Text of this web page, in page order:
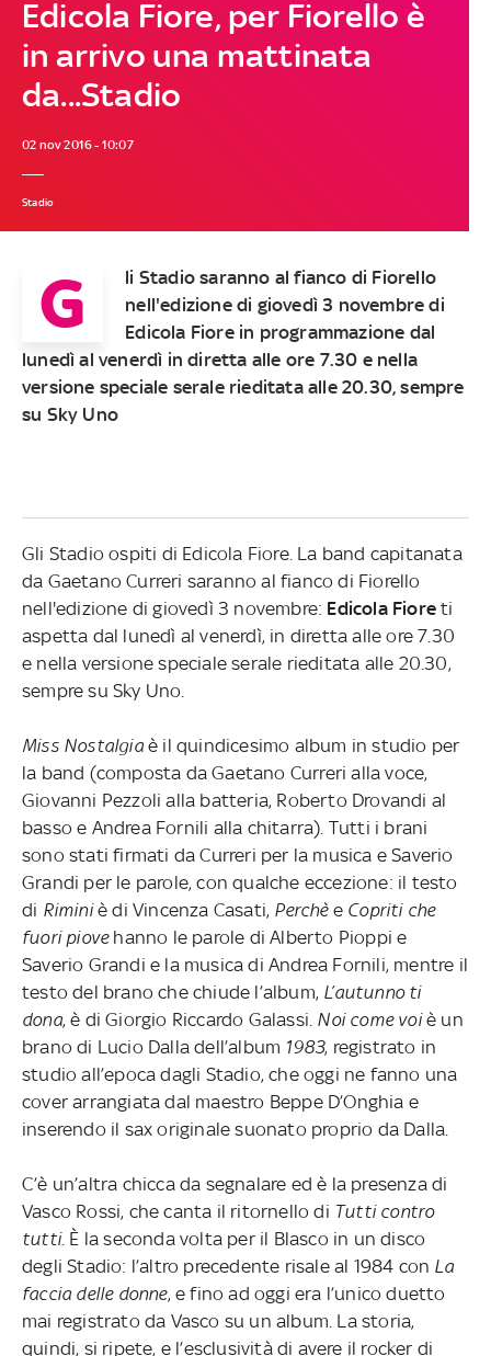
Edicola Fiore, per Fiorello è
in arrivo una mattinata
da...Stadio
02 nov 2016 - 10:07
Stadio
G
li Stadio saranno al fianco di Fiorello
nell'edizione di giovedì 3 novembre di
Edicola Fiorein programmazione dal
lunedì al venerdì in diretta alle ore 7.30 e nella
versione speciale serale rieditata alle 20.30, sempre
su Sky Uno
Gli Stadio ospiti di Edicola Fiore. La band capitanata
da Gaetano Curreri saranno al fianco di Fiorello
nell'edizione di giovedì 3 novembre: Edicola Fiore ti
aspetta dal lunedì al venerdì, in diretta alle ore 7.30
e nella versione speciale serale rieditata alle 20.30,
sempre su Sky Uno.
Miss Nostalgiaè il quindicesimo album in studio per
la band (composta da Gaetano Curreri alla voce,
Giovanni Pezzoli alla batteria, Roberto Drovandi al
basso e Andrea Fornili alla chitarra). Tutti i brani
sono stati firmati da Curreri per la musica e Saverio
Grandi per le parole, con qualche eccezione: il testo
di Riminiè di Vincenza Casati, Perchèe Copriti che
fuori piovehanno le parole di Alberto Pioppi e
Saverio Grandi e la musica di Andrea Fornili, mentre il
testo del brano che chiude l’album, L’autunno ti
dona, è di Giorgio Riccardo Galassi. Noi come voiè un
brano di Lucio Dalla dell’album 1983, registrato in
studio all’epoca dagli Stadio, che oggi ne fanno una
cover arrangiata dal maestro Beppe D’Onghia e
inserendo il sax originale suonato proprio da Dalla.
C’è un’altra chicca da segnalare ed è la presenza di
Vasco Rossi, che canta il ritornello di Tutti contro
tutti. È la seconda volta per il Blasco in un disco
degli Stadio: l’altro precedente risale al 1984 con La
faccia delle donne, e fino ad oggi era l’unico duetto
mai registrato da Vasco su un album. La storia,
quindi, si ripete, e l’esclusività di avere il rocker di